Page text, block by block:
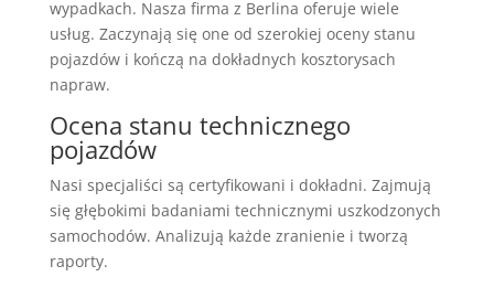
wypadkach. Nasza firma z Berlina oferuje wiele
usług. Zaczynają się one od szerokiej oceny stanu
pojazdów i kończą na dokładnych kosztorysach
napraw.
Ocena stanu technicznego
pojazdów
Nasi specjaliści są certyfikowani i dokładni. Zajmują
się głębokimi badaniami technicznymi uszkodzonych
samochodów. Analizują każde zranienie i tworzą
raporty.